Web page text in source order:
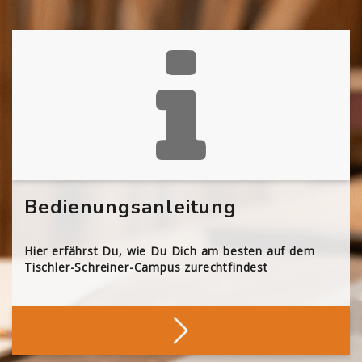
Bedienungsanleitung
Hier erfährst Du, wie Du Dich am besten auf dem
Tischler-Schreiner-Campus zurechtfindest